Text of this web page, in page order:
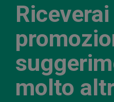
molto